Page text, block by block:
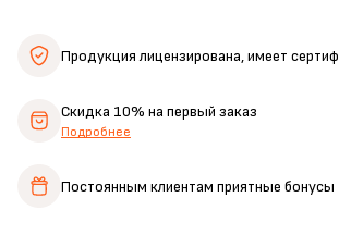
Продукция лицензирована,имеет
Скидка 10% на первый заказ
Подробнее
Постоянным клиентам приятные бонусы